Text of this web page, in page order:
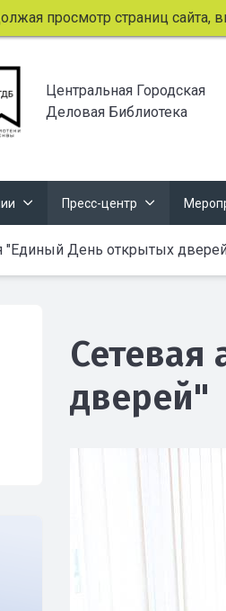
просмотр страниц сайта, вы
Центральная Городская
Деловая Библиотека
Пресс-центр
"Единый День открытых
дверей"